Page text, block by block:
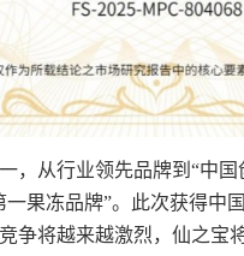
，从行业领先品牌到“中
果冻品牌”。此次获得中
争将越来越激烈，仙之宝